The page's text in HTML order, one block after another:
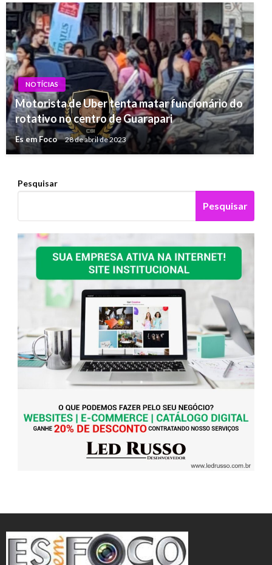
NOTÍCIAS
Motorista de Uber tenta matar funcionário do
rotativo no centro de Guarapari
Es em Foco 28 de abril de 2023
Pesquisar
Pesquisar